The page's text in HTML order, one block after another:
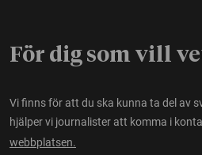
För dig som vill
Vi finns för att du ska kunna ta del av
hjälper vi journalister att komma i
webbplatsen.